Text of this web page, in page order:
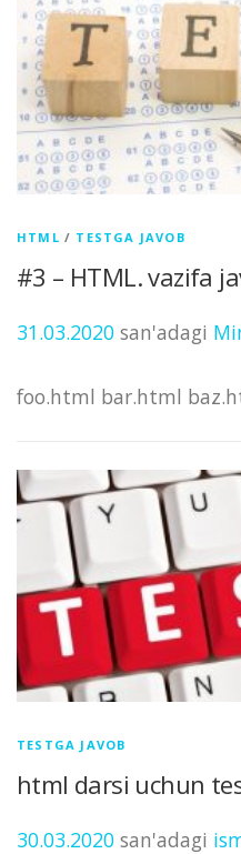
HTML / TESTGA JAVOB
#3 – HTML. vazifa
31.03.2020 san'adagi
foo.html bar.html
TESTGA JAVOB
html darsi uchun
30.03.2020 san'adagi